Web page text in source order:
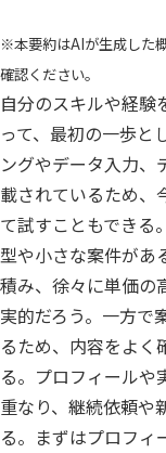
※本要約はAIが生成した
確認ください。
自分のスキルや経験
って、最初の一歩と
ングやデータ入力、
載されているため、
て試すこともできる
型や小さな案件があ
積み、徐々に単価の
実的だろう。一方で
るため、内容をよく
る。プロフィールや
重なり、継続依頼や
る。まずはプロフィ